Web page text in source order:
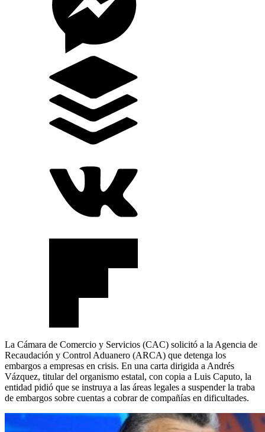
La Cámara de Comercio y Servicios (CAC) solicitó a la Agencia de
Recaudación y Control Aduanero (ARCA) que detenga los
embargos a empresas en crisis. En una carta dirigida a Andrés
Vázquez, titular del organismo estatal, con copia a Luis Caputo, la
entidad pidió que se instruya a las áreas legales a suspender la traba
de embargos sobre cuentas a cobrar de compañías en dificultades.